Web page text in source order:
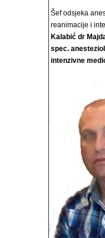
Šef odsjeka
reanimacije i
Kalabić dr
spec.
intenzivne